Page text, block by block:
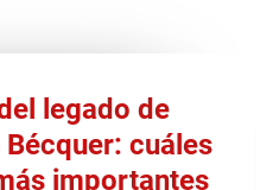
legado de
cuáles
importantes